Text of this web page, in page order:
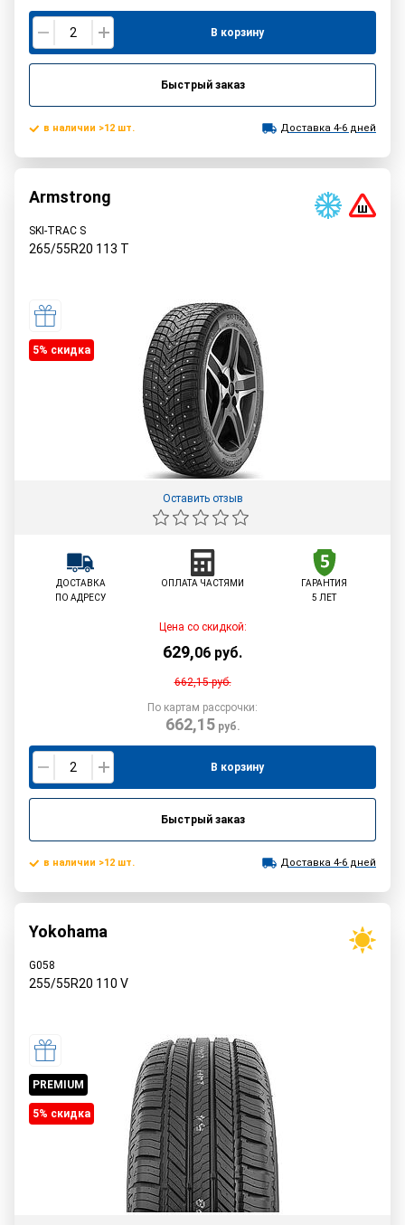
В корзину
Быстрый заказ
в наличии >12 шт. Доставка 4-6 дней
Armstrong
SKI-TRAC S
265/55R20 113 T
5% cкидка
Оставить отзыв
ДОСТАВКА
ПО АДРЕСУ
ОПЛАТА ЧАСТЯМИ
ГАРАНТИЯ
5 ЛЕТ
Цена со скидкой:
629,06 руб.
662,15руб.
По картам рассрочки:
662,15руб.
В корзину
Быстрый заказ
в наличии >12 шт. Доставка 4-6 дней
Yokohama
G058
255/55R20 110 V
PREMIUM
5% cкидка